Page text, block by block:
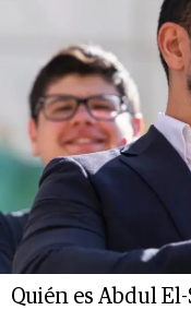
Quién es Abdul